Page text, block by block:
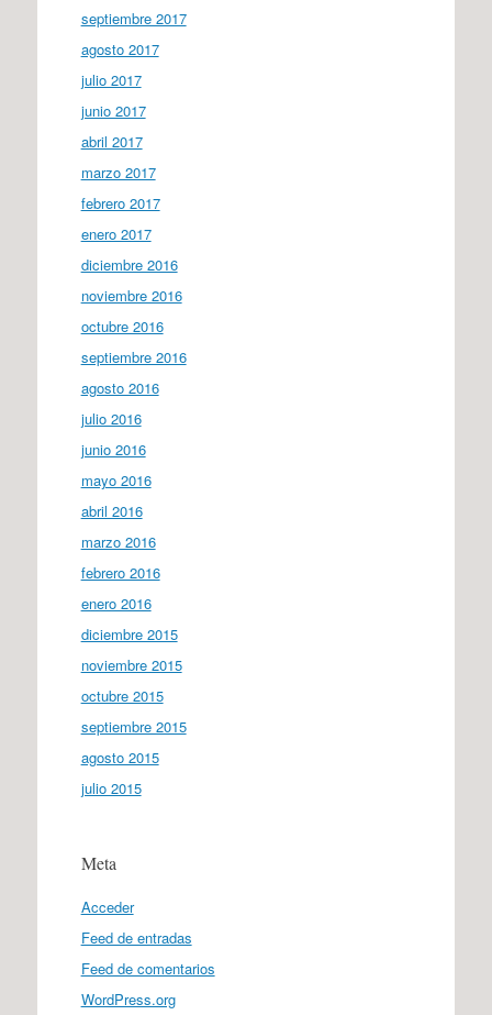
septiembre 2017
agosto 2017
julio 2017
junio 2017
abril 2017
marzo 2017
febrero 2017
enero 2017
diciembre 2016
noviembre 2016
octubre 2016
septiembre 2016
agosto 2016
julio 2016
junio 2016
mayo 2016
abril 2016
marzo 2016
febrero 2016
enero 2016
diciembre 2015
noviembre 2015
octubre 2015
septiembre 2015
agosto 2015
julio 2015
Meta
Acceder
Feed de entradas
Feed de comentarios
WordPress.org